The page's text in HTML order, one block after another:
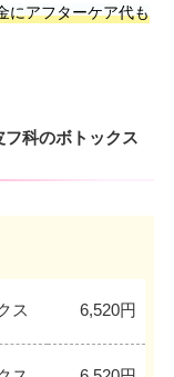
にアフターケア代も
科のボトックス
ス 6,520円